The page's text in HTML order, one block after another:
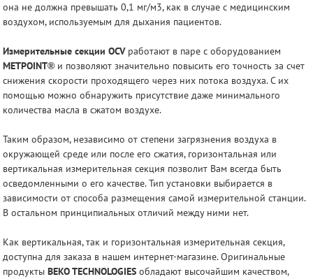
она не должна превышать 0,1 мг/м3, как в случае с медицинским
воздухом, используемым для дыхания пациентов.
Измерительные секции OCVработают в паре с оборудованием
METPOINT® и позволяют значительно повысить его точность за счет
снижения скорости проходящего через них потока воздуха. С их
помощью можно обнаружить присутствие даже минимального
количества масла в сжатом воздухе.
Таким образом, независимо от степени загрязнения воздуха в
окружающей среде или после его сжатия, горизонтальная или
вертикальная измерительная секция позволит Вам всегда быть
осведомленными о его качестве. Тип установки выбирается в
зависимости от способа размещения самой измерительной станции.
В остальном принципиальных отличий между ними нет.
Как вертикальная, так и горизонтальная измерительная секция,
доступна для заказа в нашем интернет-магазине. Оригинальные
продукты BEKO TECHNOLOGIES обладают высочайшим качеством,